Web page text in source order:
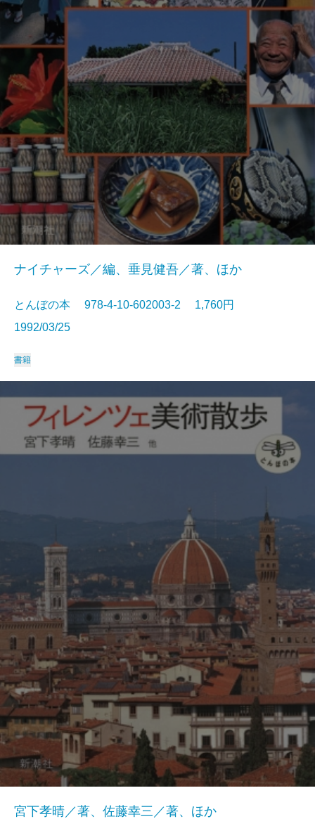
ナイチャーズ／編、垂見健吾／著、ほか
とんぼの本 978-4-10-602003-2 1,760円
1992/03/25
書籍
宮下孝晴／著、佐藤幸三／著、ほか